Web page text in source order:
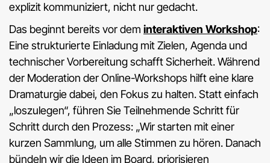
explizit kommuniziert, nicht nur gedacht.
Das beginnt bereits vor dem interaktiven Workshop:
Eine strukturierte Einladung mit Zielen, Agenda und
technischer Vorbereitung schafft Sicherheit. Während
der Moderation der Online-Workshops hilft eine klare
Dramaturgie dabei, den Fokus zu halten. Statt einfach
„loszulegen“, führen Sie Teilnehmende Schritt für
Schritt durch den Prozess: „Wir starten mit einer
kurzen Sammlung, um alle Stimmen zu hören. Danach
bündeln wir die Ideen im Board, priorisieren